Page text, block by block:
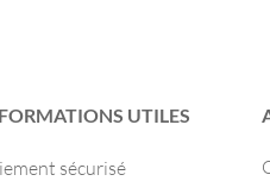
UTILES
sécurisé